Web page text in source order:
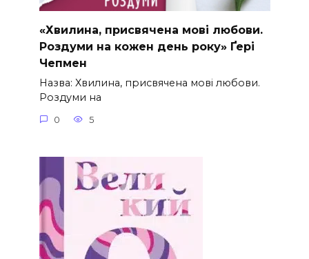
«Хвилина, присвячена мові любови.
Роздуми на кожен день року» Ґері
Чепмен
Назва: Хвилина, присвячена мові любови.
Роздуми на
0 5